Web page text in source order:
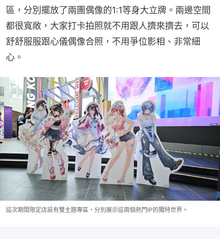
區，分別擺放了兩團偶像的1:1等身大立牌。兩邊空間
都很寬敞，大家打卡拍照就不用跟人擠來擠去，可以
舒舒服服跟心儀偶像合照，不用爭位影相、非常細
心。
這次期間限定店設有雙主題專區，分別展示這兩個熱門IP的獨特世界。